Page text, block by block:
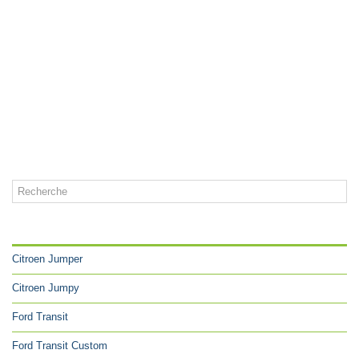
Citroen Jumper
Citroen Jumpy
Ford Transit
Ford Transit Custom